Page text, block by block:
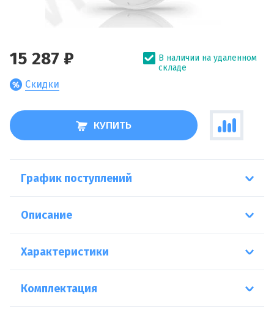
15 287 ₽
Скидки
В наличии на удаленном
складе
КУПИТЬ
График поступлений
Описание
Характеристики
Комплектация